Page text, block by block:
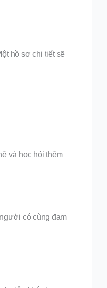
hồ sơ chi tiết sẽ
và học hỏi thêm
có cùng đam